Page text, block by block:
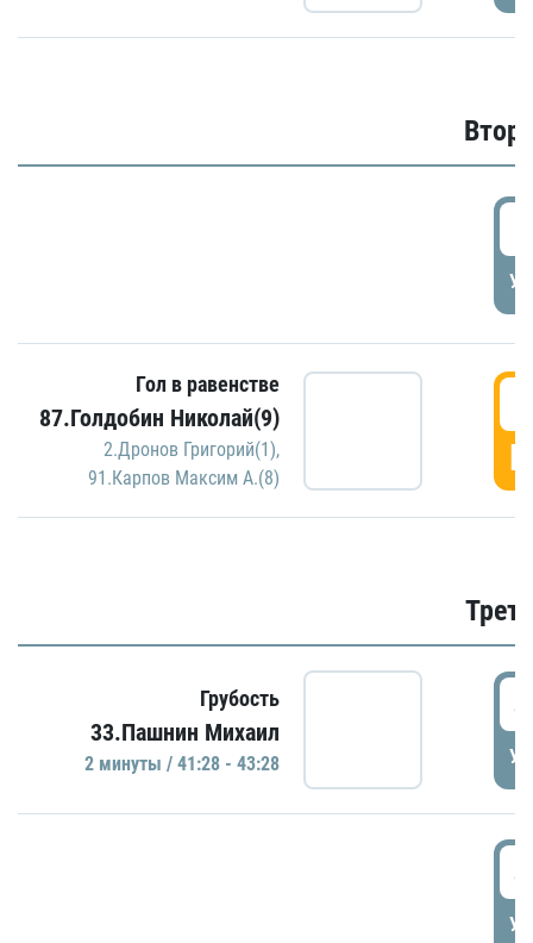
Гол в равенстве
87.Голдобин Николай(9)
2.Дронов Григорий(1),
91.Карпов Максим А.(8)
Грубость
33.Пашнин Михаил
2 минуты / 41:28 - 43:28